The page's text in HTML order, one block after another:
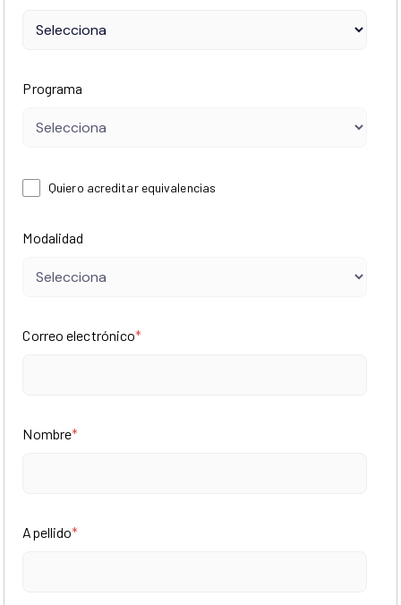
Programa
Quiero acreditar equivalencias
Modalidad
Correo electrónico*
Nombre*
Apellido*